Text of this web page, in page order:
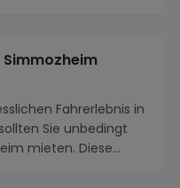
Fahrerlebnis in
Sie unbedingt
mieten. Diese